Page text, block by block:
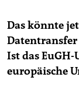
Das könnte
Ist das
europäische